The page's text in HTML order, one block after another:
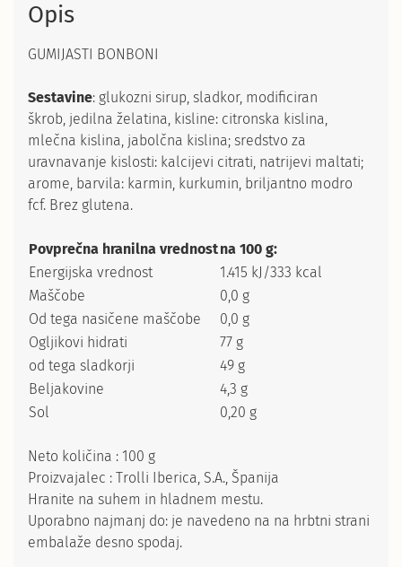
Opis
GUMIJASTI BONBONI
Sestavine: glukozni sirup, sladkor, modificiran
škrob, jedilna želatina, kisline: citronska kislina,
mlečna kislina, jabolčna kislina; sredstvo za
uravnavanje kislosti: kalcijevi citrati, natrijevi maltati;
arome, barvila: karmin, kurkumin, briljantno modro
fcf. Brez glutena.
Povprečna hranilna vrednostna 100 g:
Energijska vrednost
1.415 kJ/333 kcal
Maščobe
0,0 g
Od tega nasičene maščobe
0,0 g
Ogljikovi hidrati
77 g
od tega sladkorji
49 g
Beljakovine
4,3 g
Sol
0,20 g
Neto količina : 100 g
Proizvajalec : Trolli Iberica, S.A., Španija
Hranite na suhem in hladnem mestu.
Uporabno najmanj do: je navedeno na na hrbtni strani
embalaže desno spodaj.